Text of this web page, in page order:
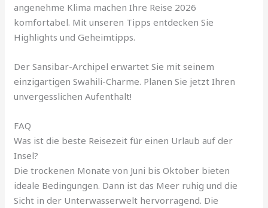
angenehme Klima machen Ihre Reise 2026
komfortabel. Mit unseren Tipps entdecken Sie
Highlights und Geheimtipps.
Der Sansibar-Archipel erwartet Sie mit seinem
einzigartigen Swahili-Charme. Planen Sie jetzt Ihren
unvergesslichen Aufenthalt!
FAQ
Was ist die beste Reisezeit für einen Urlaub auf der
Insel?
Die trockenen Monate von Juni bis Oktober bieten
ideale Bedingungen. Dann ist das Meer ruhig und die
Sicht in der Unterwasserwelt hervorragend. Die